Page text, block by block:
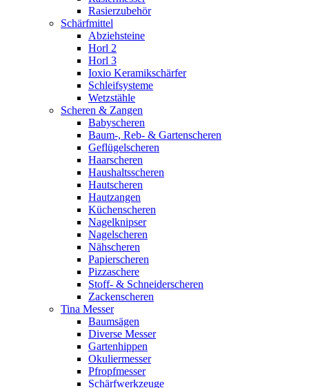
Rasierzubehör
Schärfmittel
Abziehsteine
Horl 2
Horl 3
Ioxio Keramikschärfer
Schleifsysteme
Wetzstähle
Scheren & Zangen
Babyscheren
Baum-, Reb- & Gartenscheren
Geflügelscheren
Haarscheren
Haushaltsscheren
Hautscheren
Hautzangen
Küchenscheren
Nagelknipser
Nagelscheren
Nähscheren
Papierscheren
Pizzaschere
Stoff- & Schneiderscheren
Zackenscheren
Tina Messer
Baumsägen
Diverse Messer
Gartenhippen
Okuliermesser
Pfropfmesser
Schärfwerkzeuge